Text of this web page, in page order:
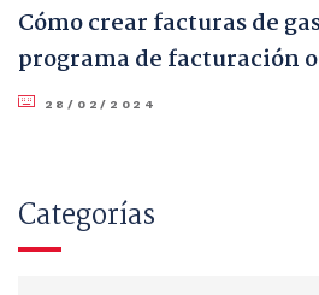
Cómo crear facturas de
programa de facturación
28/02/2024
Categorías